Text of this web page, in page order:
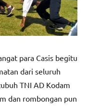
para Casis begitu
dari seluruh
TNI AD Kodam
dan rombongan pun